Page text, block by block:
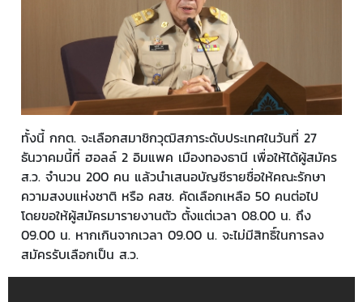
ทั้งนี้ กกต. จะเลือกสมาชิกวุฒิสภาระดับประเทศในวันที่ 27
ธันวาคมนี้ที่ ฮอลล์ 2 อิมแพค เมืองทองธานี เพื่อให้ได้ผู้สมัคร
ส.ว. จำนวน 200 คน แล้วนำเสนอบัญชีรายชื่อให้คณะรักษา
ความสงบแห่งชาติ หรือ คสช. คัดเลือกเหลือ 50 คนต่อไป
โดยขอให้ผู้สมัครมารายงานตัว ตั้งแต่เวลา 08.00 น. ถึง
09.00 น. หากเกินจากเวลา 09.00 น. จะไม่มีสิทธิ์ในการลง
สมัครรับเลือกเป็น ส.ว.